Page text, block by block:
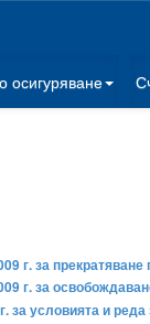
осигуряване
г. за
г. за
за условията и